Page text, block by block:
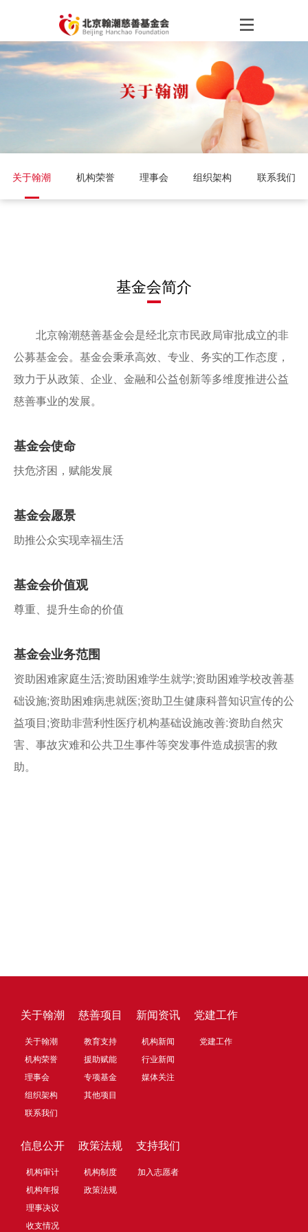
关于翰潮 机构荣誉 理事会 组织架构 联系我们
基金会简介
北京翰潮慈善基金会是经北京市民政局审批成立的非
公募基金会。基金会秉承高效、专业、务实的工作态度，
致力于从政策、企业、金融和公益创新等多维度推进公益
慈善事业的发展。
基金会使命
扶危济困，赋能发展
基金会愿景
助推公众实现幸福生活
基金会价值观
尊重、提升生命的价值
基金会业务范围
资助困难家庭生活;资助困难学生就学;资助困难学校改善基
础设施;资助困难病患就医;资助卫生健康科普知识宣传的公
益项目;资助非营利性医疗机构基础设施改善:资助自然灾
害、事故灾难和公共卫生事件等突发事件造成损害的救
助。
关于翰潮
关于翰潮
机构荣誉
理事会
组织架构
联系我们
慈善项目
教育支持
援助赋能
专项基金
其他项目
新闻资讯
机构新闻
行业新闻
媒体关注
党建工作
党建工作
信息公开
机构审计
机构年报
理事决议
收支情况
政策法规
机构制度
政策法规
支持我们
加入志愿者